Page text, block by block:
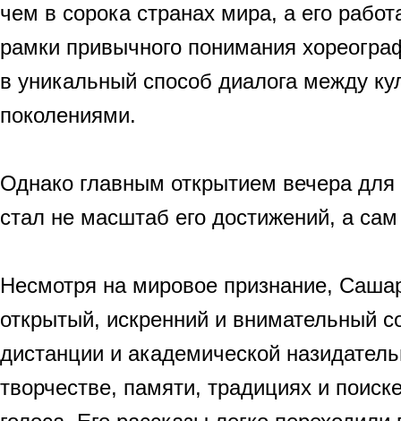
чем в сорока странах мира, а его
рамки привычного понимания
в уникальный способ диалога между
поколениями.
Однако главным открытием вечера для
стал не масштаб его достижений, а
Несмотря на мировое признание,
открытый, искренний и внимательный
дистанции и академической
творчестве, памяти, традициях и